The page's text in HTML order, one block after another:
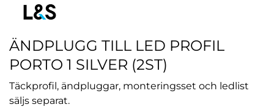
ÄNDPLUGG TILL LED PROFIL
PORTO 1 SILVER (2ST)
Täckprofil, ändpluggar, monteringsset och ledlist
säljs separat.